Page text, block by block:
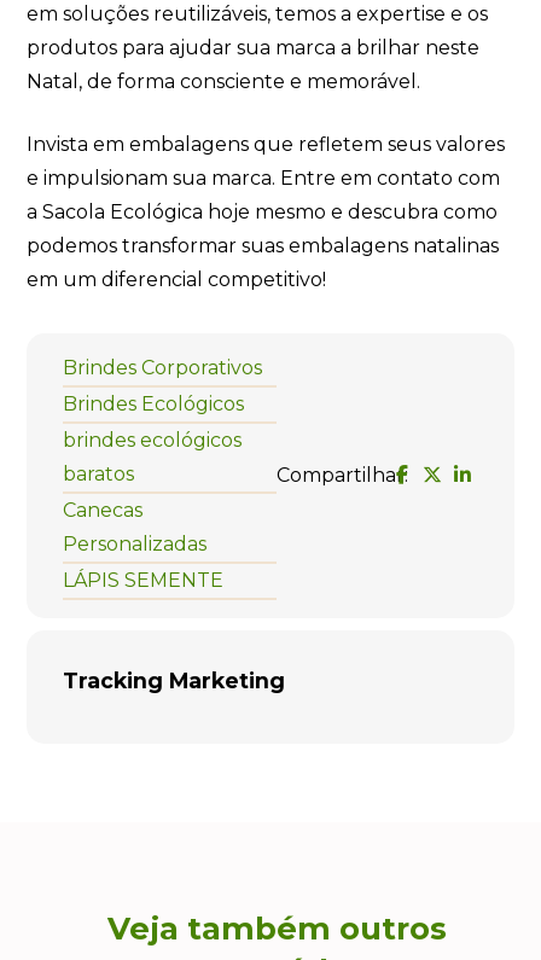
em soluções reutilizáveis, temos a expertise e os
produtos para ajudar sua marca a brilhar neste
Natal, de forma consciente e memorável.
Invista em embalagens que refletem seus valores
e impulsionam sua marca. Entre em contato com
a Sacola Ecológica hoje mesmo e descubra como
podemos transformar suas embalagens natalinas
em um diferencial competitivo!
Brindes Corporativos
Brindes Ecológicos
brindes ecológicos
baratos
Canecas
Personalizadas
LÁPIS SEMENTE
Compartilhar:
Tracking Marketing
Veja também outros